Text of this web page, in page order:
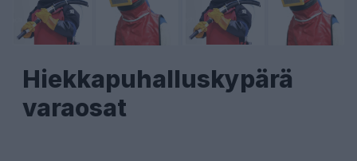
Hiekkapuhalluskypärä
varaosat